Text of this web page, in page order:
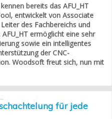
bereits das AFU_HT
entwickelt von Associate
des Fachbereichs und
ermöglicht eine sehr
sowie ein intelligentes
der CNC-
Woodsoft freut sich, nun mit
für jede